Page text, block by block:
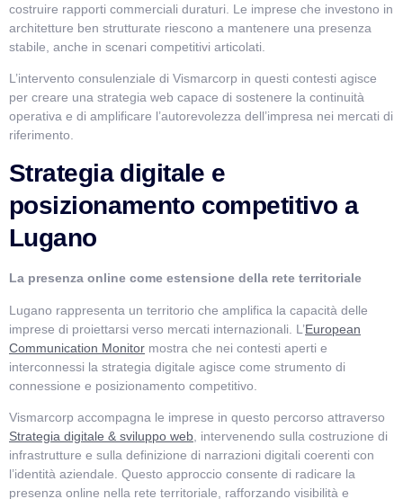
costruire rapporti commerciali duraturi. Le imprese che investono in
architetture ben strutturate riescono a mantenere una presenza
stabile, anche in scenari competitivi articolati.
L’intervento consulenziale di Vismarcorp in questi contesti agisce
per creare una strategia web capace di sostenere la continuità
operativa e di amplificare l’autorevolezza dell’impresa nei mercati di
riferimento.
Strategia digitale e
posizionamento competitivo a
Lugano
La presenza online come estensione della rete territoriale
Lugano rappresenta un territorio che amplifica la capacità delle
imprese di proiettarsi verso mercati internazionali. L’European
Communication Monitor mostra che nei contesti aperti e
interconnessi la strategia digitale agisce come strumento di
connessione e posizionamento competitivo.
Vismarcorp accompagna le imprese in questo percorso attraverso
Strategia digitale & sviluppo web , intervenendo sulla costruzione di
infrastrutture e sulla definizione di narrazioni digitali coerenti con
l’identità aziendale. Questo approccio consente di radicare la
presenza online nella rete territoriale, rafforzando visibilità e